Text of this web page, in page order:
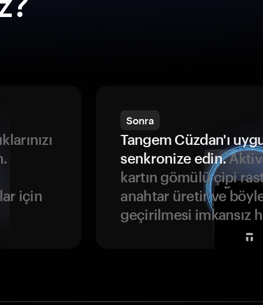
için
Sonra
Tangem Cüzdan'ı
senkronize edin.
kartın gömülü çipi
anahtar üretir ve
geçirilmesi imkansız